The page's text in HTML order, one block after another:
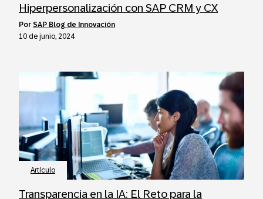
Hiperpersonalización con SAP CRM y CX
por SAP Blog de Innovación
10 de junio, 2024
Artículo
Transparencia en la IA: El Reto para la